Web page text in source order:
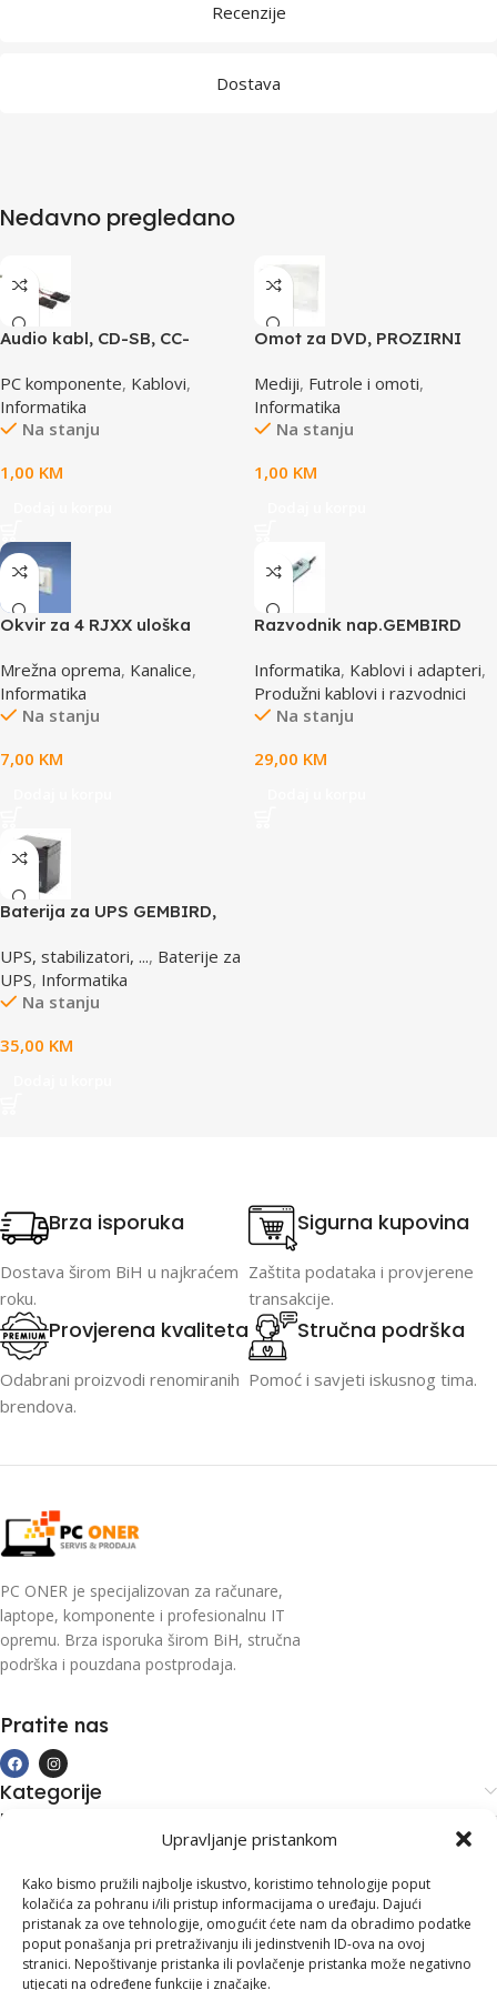
Upravljanje pristankom
Kako bismo pružili najbolje iskustvo, koristimo tehnologije poput
kolačića za pohranu i/ili pristup informacijama o uređaju. Dajući
pristanak za ove tehnologije, omogućit ćete nam da obradimo podatke
poput ponašanja pri pretraživanju ili jedinstvenih ID-ova na ovoj
stranici. Nepoštivanje pristanka ili povlačenje pristanka može negativno
utjecati na određene funkcije i značajke.
Recenzije
Dostava
Nedavno pregledano
Audio kabl, CD-SB, CC-
PC komponente, Kablovi,
Informatika
Na stanju
1,00 KM
Omot za DVD, PROZIRNI
Mediji, Futrole i omoti,
Informatika
Na stanju
1,00 KM
Okvir za 4 RJXX uloška
Mrežna oprema, Kanalice,
Informatika
Na stanju
7,00 KM
Razvodnik nap.GEMBIRD
prekidac, 4,5m, osigurač,
prenaponska zaštita
Informatika, Kablovi i adapteri,
Produžni kablovi i razvodnici
Na stanju
29,00 KM
Baterija za UPS GEMBIRD,
UPS, stabilizatori, ..., Baterije za
UPS, Informatika
Na stanju
35,00 KM
Brza isporuka
Dostava širom BiH u najkraćem
roku.
Sigurna kupovina
Zaštita podataka i provjerene
transakcije.
Provjerena kvaliteta
Odabrani proizvodi renomiranih
brendova.
Stručna podrška
Pomoć i savjeti iskusnog tima.
PC ONER je specijalizovan za računare,
laptope, komponente i profesionalnu IT
opremu. Brza isporuka širom BiH, stručna
podrška i pouzdana postprodaja.
Pratite nas
Kategorije
Kupovina i podrška
Kontakt informacije
Branilaca Bosne, 75 300 Lukavac
+387 35 555 999